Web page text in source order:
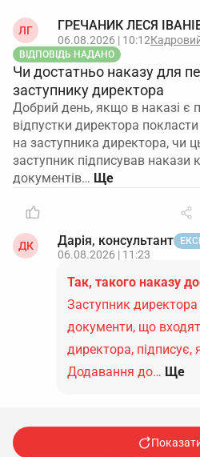
ЛГ ГРЕЧАНИК ЛЕСЯ
06.08.2026 | 10:12
ВІДПОВІДЬ НАДАНО
Чи достатньо наказу для
заступнику директора
Добрий день, якщо в наказі є
відпустки директора
на заступника директора, чи
заступник підписував накази
документів…
ДК Дарія, консультант
06.08.2026 | 11:23
Так, такого наказу
Заступник
документи, що
директора, підписує,
Додавання до… Ще